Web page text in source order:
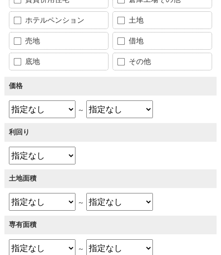
ホテルペンション 土地
売地 借地
底地 その他
価格
～
利回り
土地面積
～
専有面積
～